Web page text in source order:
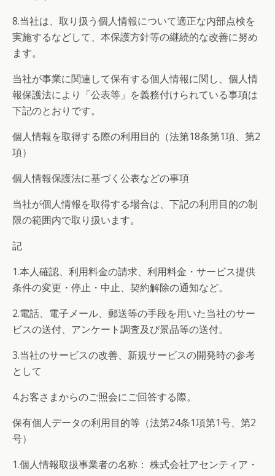
8.当社は、取り扱う個人情報について適正な内部点検を
実施するなどして、本保護方針等の継続的な改善に努め
ます。
当社が事業に関連して保有する個人情報に関し、個人情
報保護法により「公表等」を義務付けられている事項は
下記のとおりです。
個人情報を取得する際の利用目的（法第18条第1項、第2
項）
個人情報保護法に基づく公表などの事項
当社が個人情報を取得する場合は、下記の利用目的の制
限の範囲内で取り扱います。
記
1.本人確認、利用料金の請求、利用料金・サービス提供
条件の変更・停止・中止、契約解除の通知など。
2.電話、電子メール、郵送等の手段を用いた当社のサー
ビスの送付、アンケート調査及び景品等の送付。
3.当社のサービスの改善、新規サービスの開発時の参考
として
4.お客さまからのご照会にご回答する際。
保有個人データの利用目的等（法第24条1項第1号、第2
号）
1.個人情報取扱事業者の名称： 株式会社アセンティア・